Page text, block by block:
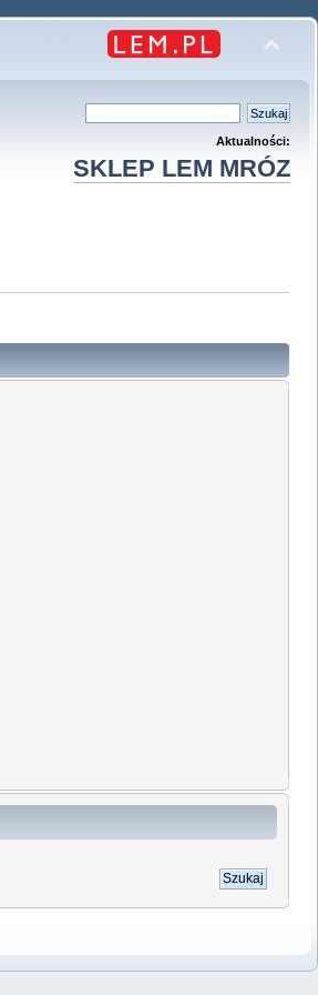
Aktualności:
SKLEP LEM MRÓZ